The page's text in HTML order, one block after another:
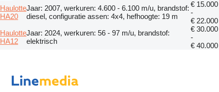
Haulotte
HA20
Jaar: 2007, werkuren: 4.600 - 6.100 m/u, brandstof:
diesel, configuratie assen: 4x4, hefhoogte: 19 m
€ 15.000
-
€ 22.000
Haulotte
HA12
Jaar: 2024, werkuren: 56 - 97 m/u, brandstof:
elektrisch
€ 30.000
-
€ 40.000